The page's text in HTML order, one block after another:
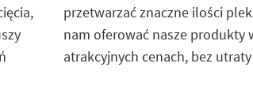
przetwarzać znaczne ilości
nam oferować nasze produkty
atrakcyjnych cenach, bez